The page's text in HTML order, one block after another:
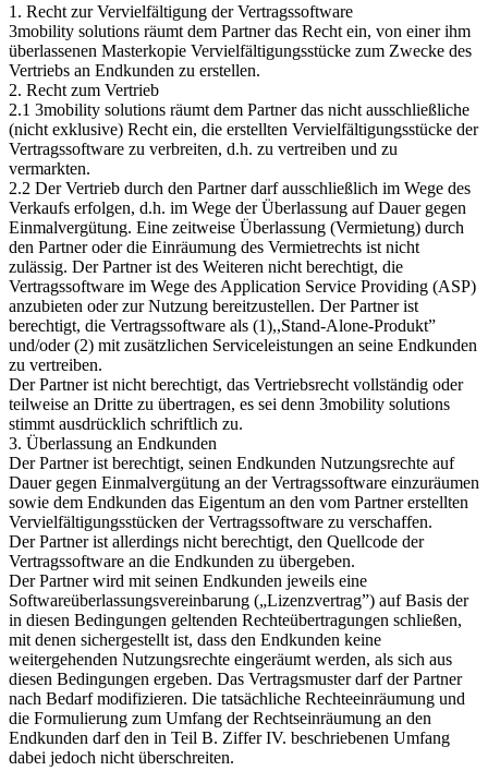
1. Recht zur Vervielfältigung der Vertragssoftware
3mobility solutions räumt dem Partner das Recht ein, von einer ihm
überlassenen Masterkopie Vervielfältigungsstücke zum Zwecke des
Vertriebs an Endkunden zu erstellen.
2. Recht zum Vertrieb
2.1 3mobility solutions räumt dem Partner das nicht ausschließliche
(nicht exklusive) Recht ein, die erstellten Vervielfältigungsstücke der
Vertragssoftware zu verbreiten, d.h. zu vertreiben und zu
vermarkten.
2.2 Der Vertrieb durch den Partner darf ausschließlich im Wege des
Verkaufs erfolgen, d.h. im Wege der Überlassung auf Dauer gegen
Einmalvergütung. Eine zeitweise Überlassung (Vermietung) durch
den Partner oder die Einräumung des Vermietrechts ist nicht
zulässig. Der Partner ist des Weiteren nicht berechtigt, die
Vertragssoftware im Wege des Application Service Providing (ASP)
anzubieten oder zur Nutzung bereitzustellen. Der Partner ist
berechtigt, die Vertragssoftware als (1),,Stand-Alone-Produkt”
und/oder (2) mit zusätzlichen Serviceleistungen an seine Endkunden
zu vertreiben.
Der Partner ist nicht berechtigt, das Vertriebsrecht vollständig oder
teilweise an Dritte zu übertragen, es sei denn 3mobility solutions
stimmt ausdrücklich schriftlich zu.
3. Überlassung an Endkunden
Der Partner ist berechtigt, seinen Endkunden Nutzungsrechte auf
Dauer gegen Einmalvergütung an der Vertragssoftware einzuräumen
sowie dem Endkunden das Eigentum an den vom Partner erstellten
Vervielfältigungsstücken der Vertragssoftware zu verschaffen.
Der Partner ist allerdings nicht berechtigt, den Quellcode der
Vertragssoftware an die Endkunden zu übergeben.
Der Partner wird mit seinen Endkunden jeweils eine
Softwareüberlassungsvereinbarung („Lizenzvertrag”) auf Basis der
in diesen Bedingungen geltenden Rechteübertragungen schließen,
mit denen sichergestellt ist, dass den Endkunden keine
weitergehenden Nutzungsrechte eingeräumt werden, als sich aus
diesen Bedingungen ergeben. Das Vertragsmuster darf der Partner
nach Bedarf modifizieren. Die tatsächliche Rechteeinräumung und
die Formulierung zum Umfang der Rechtseinräumung an den
Endkunden darf den in Teil B. Ziffer IV. beschriebenen Umfang
dabei jedoch nicht überschreiten.